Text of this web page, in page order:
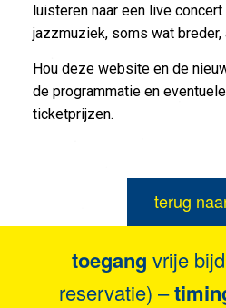
luisteren naar een live
jazzmuziek, soms wat breder,
Hou deze website en de
de programmatie en
ticketprijzen.
terug
toegang vrije
reservatie) –